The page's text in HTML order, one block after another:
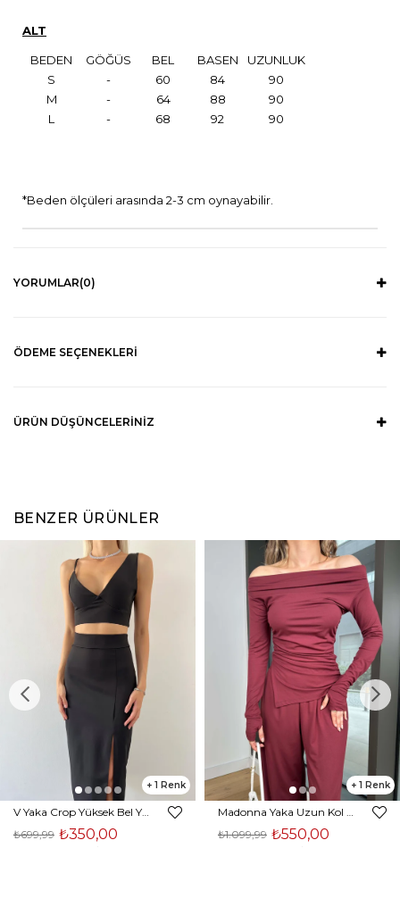
ALT
BEDEN GÖĞÜS BEL BASEN
UZUNLUK
S
- 60 84
90
M
- 64 88
90
L
- 68 92 90
*Beden ölçüleri arasında 2-3 cm oynayabilir.
YORUMLAR(0)
ÖDEME SEÇENEKLERI
ÜRÜN DÜŞÜNCELERINIZ
BENZER ÜRÜNLER
1
₺350,00
₺699,99
1
₺550,00
₺1.099,99